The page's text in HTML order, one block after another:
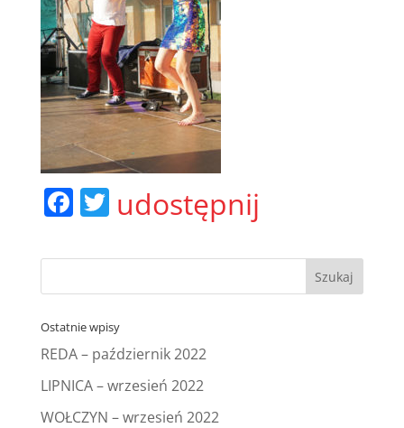
F
c
e
b
o
o
k
T
itt
er
udostępnij
Ostatnie wpisy
REDA – październik 2022
LIPNICA – wrzesień 2022
WOŁCZYN – wrzesień 2022